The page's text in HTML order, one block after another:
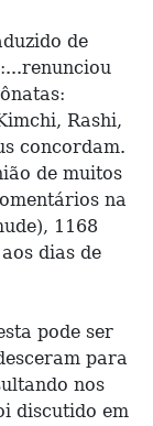
de
Rashi,
concordam.
de muitos
na
1168
dias de
pode ser
para
nos
discutido em